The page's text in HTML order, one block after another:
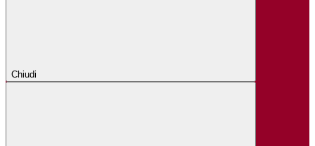
Chiudi